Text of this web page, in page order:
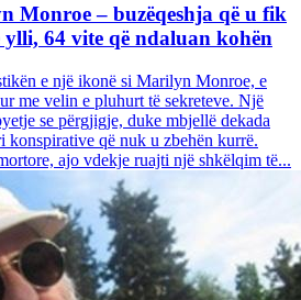
Monroe – buzëqeshja që u fik
64 vite që ndaluan kohën
e një ikonë si Marilyn Monroe, e
me velin e pluhurt të sekreteve. Një
se përgjigje, duke mbjellë dekada
konspirative që nuk u zbehën kurrë.
ajo vdekje ruajti një shkëlqim të...